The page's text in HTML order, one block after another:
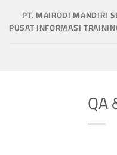
PT. MAIRODI MANDIRI
PUSAT INFORMASI
QA